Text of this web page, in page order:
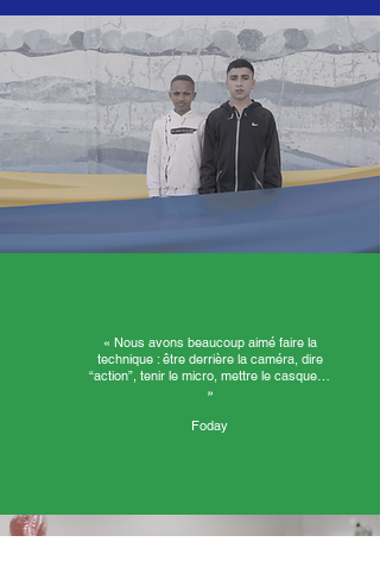
« Nous avons beaucoup aimé faire la
technique : être derrière la caméra, dire
“action”, tenir le micro, mettre le casque…
»
Foday